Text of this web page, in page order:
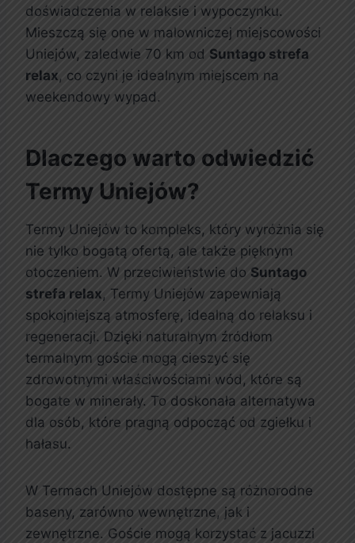
doświadczenia w relaksie i wypoczynku.
Mieszczą się one w malowniczej miejscowości
Uniejów, zaledwie 70 km od Suntago strefa
relax, co czyni je idealnym miejscem na
weekendowy wypad.
Dlaczego warto odwiedzić
Termy Uniejów?
Termy Uniejów to kompleks, który wyróżnia się
nie tylko bogatą ofertą, ale także pięknym
otoczeniem. W przeciwieństwie do Suntago
strefa relax, Termy Uniejów zapewniają
spokojniejszą atmosferę, idealną do relaksu i
regeneracji. Dzięki naturalnym źródłom
termalnym goście mogą cieszyć się
zdrowotnymi właściwościami wód, które są
bogate w minerały. To doskonała alternatywa
dla osób, które pragną odpocząć od zgiełku i
hałasu.
W Termach Uniejów dostępne są różnorodne
baseny, zarówno wewnętrzne, jak i
zewnętrzne. Goście mogą korzystać z jacuzzi